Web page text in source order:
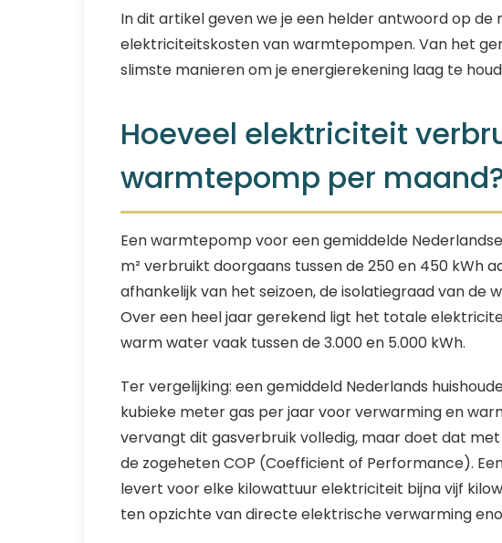
In dit artikel geven we je een helder antwoord op
elektriciteitskosten van warmtepompen. Van het
slimste manieren om je energierekening laag te
Hoeveel elektriciteit
warmtepomp per
Een warmtepomp voor een gemiddelde
m² verbruikt doorgaans tussen de 250 en 450 kWh
afhankelijk van het seizoen, de isolatiegraad van de
Over een heel jaar gerekend ligt het totale
warm water vaak tussen de 3.000 en 5.000 kWh.
Ter vergelijking: een gemiddeld Nederlands
kubieke meter gas per jaar voor verwarming en
vervangt dit gasverbruik volledig, maar doet dat
de zogeheten COP (Coefficient of Performance).
levert voor elke kilowattuur elektriciteit bijna vijf
ten opzichte van directe elektrische verwarming